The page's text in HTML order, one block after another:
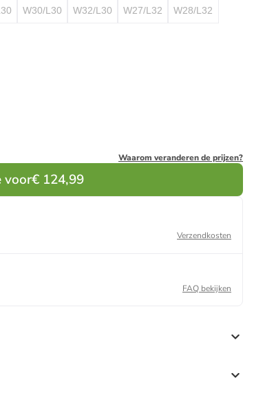
W30/L30 W32/L30 W27/L32 W28/L32
Waarom veranderen de prijzen?
voor€ 124,99
Verzendkosten
FAQ bekijken